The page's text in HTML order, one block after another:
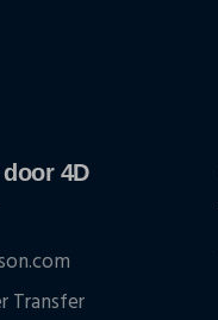
4D
Transfer